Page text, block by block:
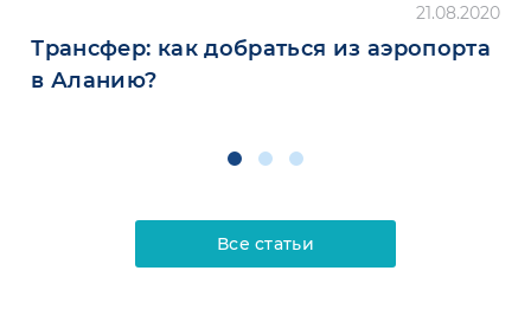
21.08.2020
Трансфер: как добраться из аэропорта
в Аланию?
Все статьи